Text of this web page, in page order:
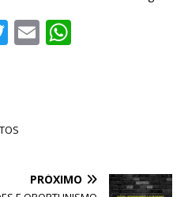
T
r
E
p
PRÓXIMO